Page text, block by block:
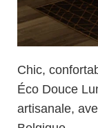
Chic,
Éco Douce
artisanale,